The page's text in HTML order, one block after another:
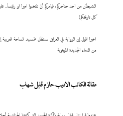
الشيطان من احد حناجركم، فيامركم أنْ تنتخبوا اميراَ او رئيساَ..
كل تاريخكم)
اخيراَ اقول إن الرواية في العراق ستظل تتسيد الساحة
من الدماء الجديدة الموهوبة
مقالة الكاتب الاديب حازم قابل شهاب